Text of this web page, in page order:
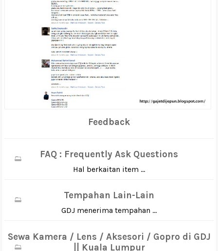
Feedback
FAQ : Frequently Ask Questions
Hal berkaitan item ...
Tempahan Lain-Lain
GDJ menerima tempahan ...
Sewa Kamera / Lens / Aksesori / Gopro di GDJ
|| Kuala Lumpur